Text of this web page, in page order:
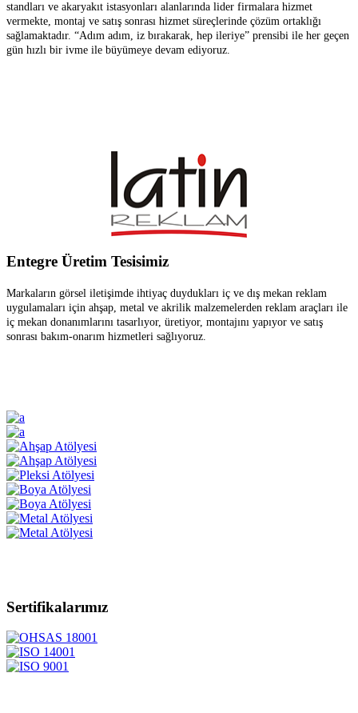
standları ve akaryakıt istasyonları alanlarında lider firmalara hizmet
vermekte, montaj ve satış sonrası hizmet süreçlerinde çözüm ortaklığı
sağlamaktadır. “Adım adım, iz bırakarak, hep ileriye” prensibi ile her geçen
gün hızlı bir ivme ile büyümeye devam ediyoruz.
Entegre Üretim Tesisimiz
Markaların görsel iletişimde ihtiyaç duydukları iç ve dış mekan reklam
uygulamaları için ahşap, metal ve akrilik malzemelerden reklam araçları ile
iç mekan donanımlarını tasarlıyor, üretiyor, montajını yapıyor ve satış
sonrası bakım-onarım hizmetleri sağlıyoruz.
Sertifikalarımız